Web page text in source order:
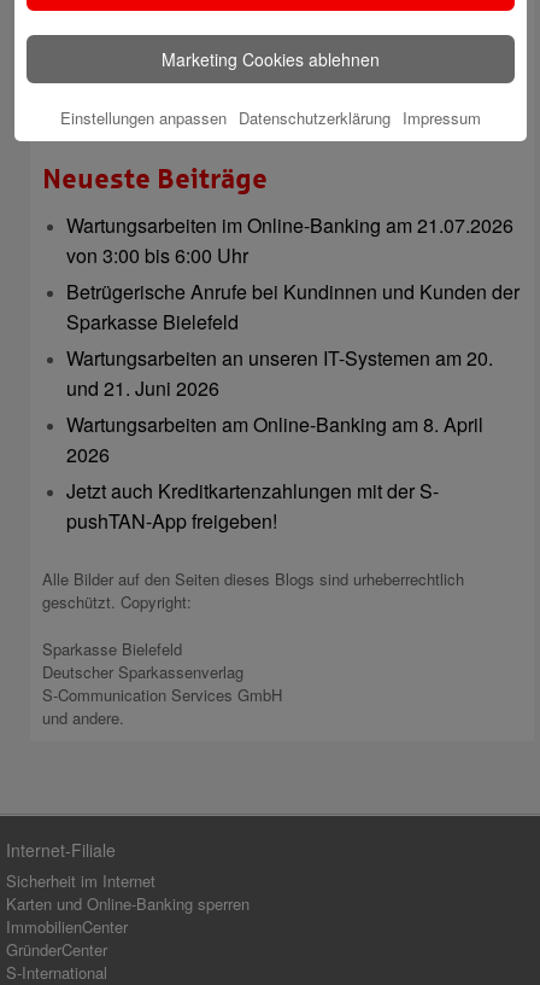
Natalia Tietz
Neueste Beiträge
Wartungsarbeiten im Online-Banking am 21.07.2026
von 3:00 bis 6:00 Uhr
Betrügerische Anrufe bei Kundinnen und Kunden der
Sparkasse Bielefeld
Wartungsarbeiten an unseren IT-Systemen am 20.
und 21. Juni 2026
Wartungsarbeiten am Online-Banking am 8. April
2026
Jetzt auch Kreditkartenzahlungen mit der S-
pushTAN-App freigeben!
Alle Bilder auf den Seiten dieses Blogs sind urheberrechtlich
geschützt. Copyright:
Sparkasse Bielefeld
Deutscher Sparkassenverlag
S-Communication Services GmbH
und andere.
Internet-Filiale
Sicherheit im Internet
Karten und Online-Banking sperren
ImmobilienCenter
GründerCenter
S-International
Marketing Cookies ablehnen
Einstellungen anpassen Datenschutzerklärung Impressum